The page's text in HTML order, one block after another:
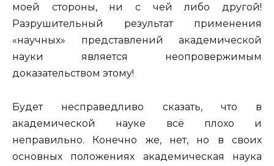
моей стороны, ни с чей либо другой!
Разрушительный результат применения
«научных» представлений академической
науки является неопровержимым
доказательством этому!
Будет несправедливо сказать, что в
академической науке всё плохо и
неправильно. Конечно же, нет, но в своих
основных положениях академическая наука